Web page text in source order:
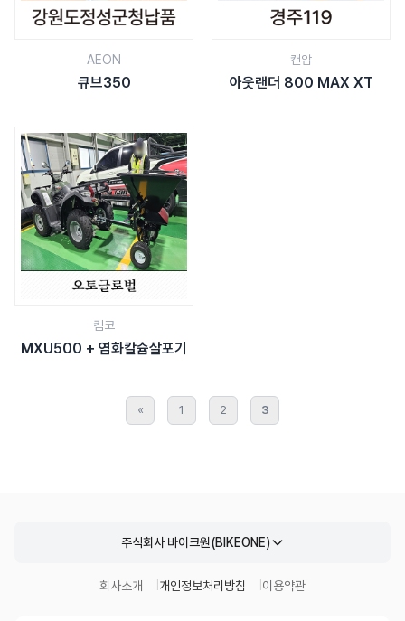
AEON
큐브350
캔암
아웃랜더 800 MAX XT
킴코
MXU500 + 염화칼슘살포기
« 1 2 3
주식회사 바이크원(BIKEONE)
회사소개 개인정보처리방침 이용약관